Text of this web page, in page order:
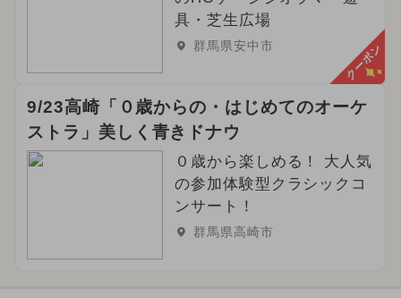
具・芝生広場
群馬県安中市 クーポン
9/23高崎「０歳からの・はじめてのオーケ
ストラ」美しく青きドナウ
０歳から楽しめる！ 大人気
の参加体験型クラシックコ
ンサート！
群馬県高崎市